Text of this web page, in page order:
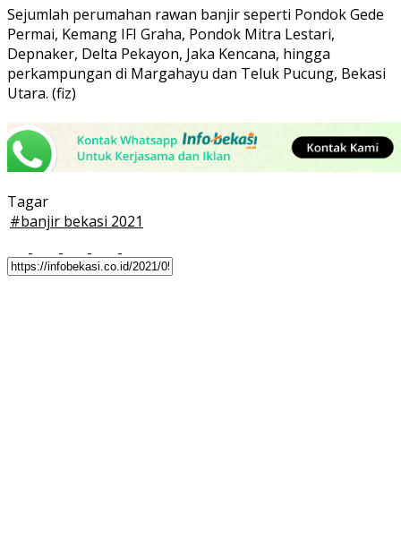
Sejumlah perumahan rawan banjir seperti Pondok Gede
Permai, Kemang IFI Graha, Pondok Mitra Lestari,
Depnaker, Delta Pekayon, Jaka Kencana, hingga
perkampungan di Margahayu dan Teluk Pucung, Bekasi
Utara. (fiz)
Tagar
#banjir bekasi 2021